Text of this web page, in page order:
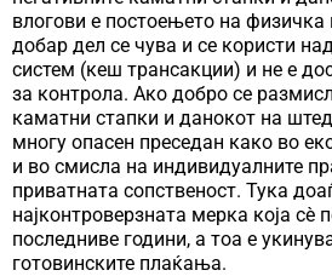
влогови е постоењето на физичка
добар дел се чува и се користи
систем (кеш трансакции) и не е
за контрола. Ако добро се
каматни стапки и данокот на
многу опасен преседан како во
и во смисла на индивидуалните
приватната сопственост. Тука
најконтроверзната мерка која сѐ
последниве години, а тоа е
готовинските плаќања.